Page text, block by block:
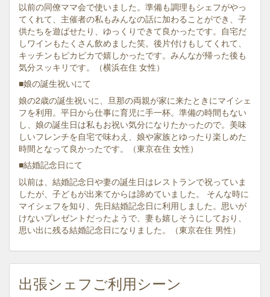
以前の同僚ママ会で使いました。準備も調理もシェフがやっ
てくれて、主催者の私もみんなの話に加わることができ、子
供たちを遊ばせたり、ゆっくりできて良かったです。自宅だ
しワインもたくさん飲めました笑。後片付けもしてくれて、
キッチンもピカピカで嬉しかったです。みんなが帰った後も
気分スッキリです。（横浜在住 女性）
■娘の誕生祝いにて
娘の2歳の誕生祝いに、旦那の両親が家に来たときにマイシェ
フを利用。平日から仕事に育児に手一杯。準備の時間もない
し、娘の誕生日は私もお祝い気分になりたかったので。美味
しいフレンチを自宅で味わえ、娘や家族とゆったり楽しめた
時間となって良かったです。（東京在住 女性）
■結婚記念日にて
以前は、結婚記念日や妻の誕生日はレストランで祝っていま
したが、子どもが出来てからは諦めていました。 そんな時に
マイシェフを知り、先日結婚記念日に利用しました。思いが
けないプレゼントだったようで、妻も嬉しそうにしており、
思い出に残る結婚記念日になりました。（東京在住 男性）
出張シェフご利用シーン